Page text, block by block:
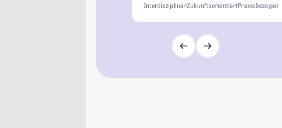
InterdisziplinärZukunftsorientiertPraxisbezogen